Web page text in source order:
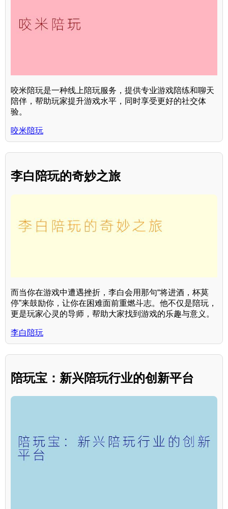
咬米陪玩是一种线上陪玩服务，提供专业游戏陪练和聊天
陪伴，帮助玩家提升游戏水平，同时享受更好的社交体
验。
咬米陪玩
李白陪玩的奇妙之旅
而当你在游戏中遭遇挫折，李白会用那句“将进酒，杯莫
停”来鼓励你，让你在困难面前重燃斗志。他不仅是陪玩，
更是玩家心灵的导师，帮助大家找到游戏的乐趣与意义。
李白陪玩
陪玩宝：新兴陪玩行业的创新平台